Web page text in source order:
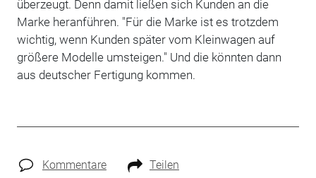
überzeugt. Denn damit ließen sich Kunden an die
Marke heranführen. "Für die Marke ist es trotzdem
wichtig, wenn Kunden später vom Kleinwagen auf
größere Modelle umsteigen." Und die könnten dann
aus deutscher Fertigung kommen.
Kommentare Teilen